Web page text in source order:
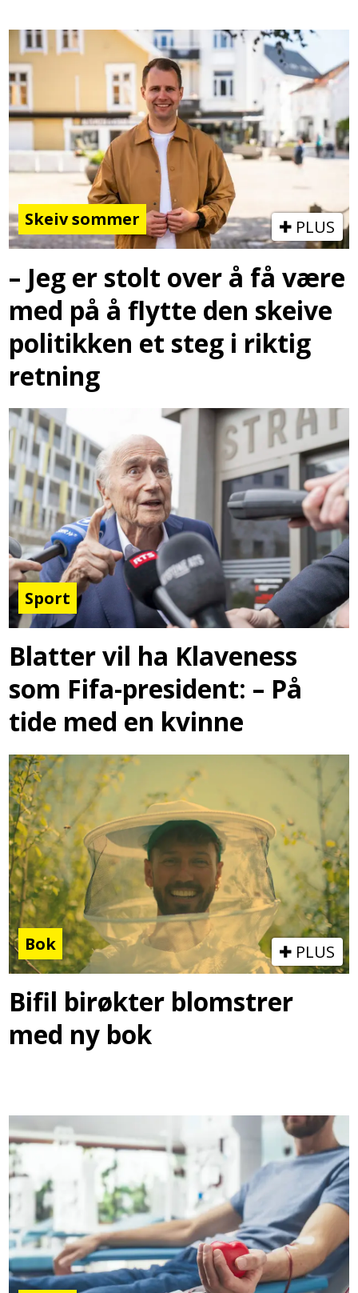
Skeiv sommer PLUS
– Jeg er stolt over å få være
med på å flytte den skeive
politikken et steg i riktig
retning
Sport
Blatter vil ha Klaveness
som Fifa-president: – På
tide med en kvinne
Bok PLUS
Bifil birøkter blomstrer
med ny bok